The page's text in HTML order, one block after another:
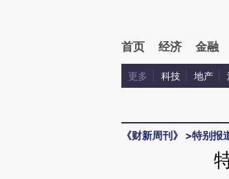
首页 经济 金融
更多 科技 地产
《财新周刊》 >特别报